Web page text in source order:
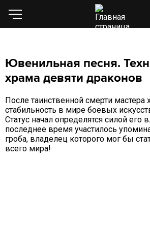
Ювенильная песня.
храма девяти драконов
После таинственной смерти мастера
стабильность в мире боевых
Статус начал определятся силой его
последнее время участилось
гроба, владелец которого мог бы
всего мира!